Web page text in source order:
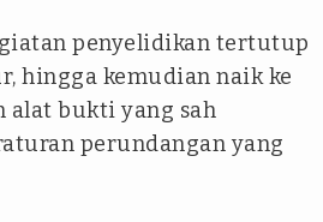
penyelidikan tertutup
hingga kemudian naik ke
alat bukti yang sah
perundangan yang